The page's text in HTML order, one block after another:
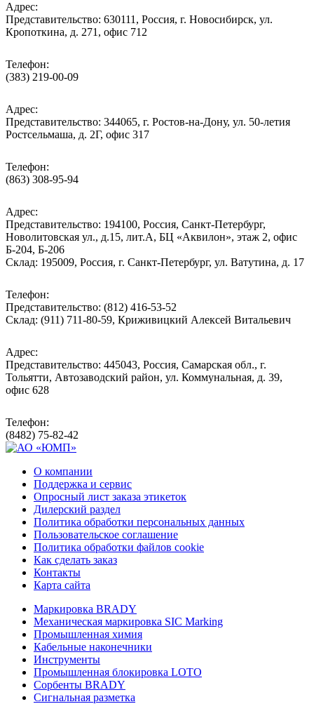
Адрес:
Представительство: 630111, Россия, г. Новосибирск, ул.
Кропоткина, д. 271, офис 712
Телефон:
(383) 219-00-09
Адрес:
Представительство: 344065, г. Ростов-на-Дону, ул. 50-летия
Ростсельмаша, д. 2Г, офис 317
Телефон:
(863) 308-95-94
Адрес:
Представительство: 194100, Россия, Санкт-Петербург,
Новолитовская ул., д.15, лит.А, БЦ «Аквилон», этаж 2, офис
Б-204, Б-206
Склад: 195009, Россия, г. Санкт-Петербург, ул. Ватутина, д. 17
Телефон:
Представительство: (812) 416-53-52
Склад: (911) 711-80-59, Криживицкий Алексей Витальевич
Адрес:
Представительство: 445043, Россия, Самарская обл., г.
Тольятти, Автозаводский район, ул. Коммунальная, д. 39,
офис 628
Телефон:
(8482) 75-82-42
О компании
Поддержка и сервис
Опросный лист заказа этикеток
Дилерский раздел
Политика обработки персональных данных
Пользовательское соглашение
Политика обработки файлов cookie
Как сделать заказ
Контакты
Карта сайта
Маркировка BRADY
Механическая маркировка SIC Marking
Промышленная химия
Кабельные наконечники
Инструменты
Промышленная блокировка LOTO
Сорбенты BRADY
Сигнальная разметка